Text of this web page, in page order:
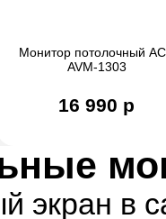
Монитор потолочный
AVM-1303
16 990 р
экран в